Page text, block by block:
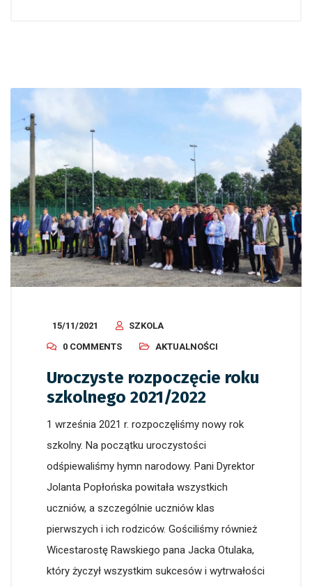
15/11/2021
SZKOLA
0 COMMENTS
AKTUALNOŚCI
Uroczyste rozpoczęcie roku
szkolnego 2021/2022
1 września 2021 r. rozpoczęliśmy nowy rok
szkolny. Na początku uroczystości
odśpiewaliśmy hymn narodowy. Pani Dyrektor
Jolanta Popłońska powitała wszystkich
uczniów, a szczególnie uczniów klas
pierwszych i ich rodziców. Gościliśmy również
Wicestarostę Rawskiego pana Jacka Otulaka,
który życzył wszystkim sukcesów i wytrwałości